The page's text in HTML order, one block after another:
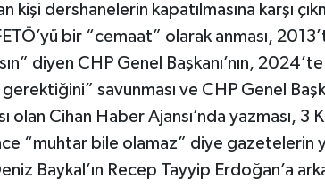
kişi dershanelerin kapatılmasına karşı
bir “cemaat” olarak anması,
diyen CHP Genel Başkanı’nın,
gerektiğini” savunması ve CHP Genel
olan Cihan Haber Ajansı’nda yazması, 3
“muhtar bile olamaz” diye gazetelerin
Baykal’ın Recep Tayyip Erdoğan’a